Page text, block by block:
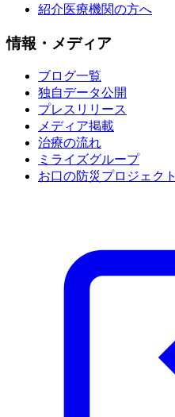
紹介医療機関の方へ
情報・メディア
ブログ一覧
独自データ公開
プレスリリース
メディア掲載
治療の流れ
ミライズグループ
お口の防災プロジェクト